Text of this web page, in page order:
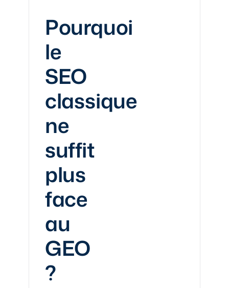
Pourquoi
le
SEO
classique
ne
suffit
plus
face
au
GEO
?